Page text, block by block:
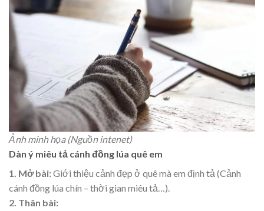
Ảnh minh họa (Nguồn intenet)
Dàn ý miêu tả cánh đồng lúa quê em
1. Mở bài:Giới thiệu cảnh đẹp ở quê mà em định tả (Cảnh
cánh đồng lúa chín – thời gian miêu tả…).
2. Thân bài: